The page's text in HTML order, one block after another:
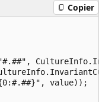
Copier
value));